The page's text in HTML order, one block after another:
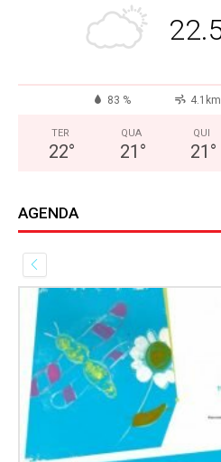
83 %
TER
22°
QUA
21 °
QUI
21 °
AGENDA